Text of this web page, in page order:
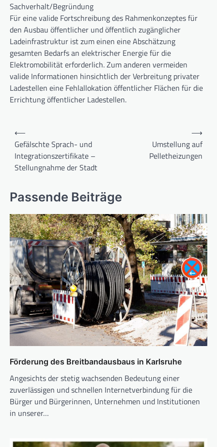
Sachverhalt/Begründung
Für eine valide Fortschreibung des Rahmenkonzeptes für
den Ausbau öffentlicher und öffentlich zugänglicher
Ladeinfrastruktur ist zum einen eine Abschätzung
gesamten Bedarfs an elektrischer Energie für die
Elektromobilität erforderlich. Zum anderen vermeiden
valide Informationen hinsichtlich der Verbreitung privater
Ladestellen eine Fehlallokation öffentlicher Flächen für die
Errichtung öffentlicher Ladestellen.
Beitragsnavigation
⟵
Gefälschte Sprach- und
Integrationszertifikate –
Stellungnahme der Stadt
Umstellung auf
Pelletheizungen
⟶
Passende Beiträge
Förderung des Breitbandausbaus in Karlsruhe
Angesichts der stetig wachsenden Bedeutung einer
zuverlässigen und schnellen Internetverbindung für die
Bürger und Bürgerinnen, Unternehmen und Institutionen
in unserer…